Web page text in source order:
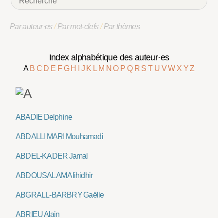
Par auteur·es/Par mot-clefs/Par thèmes
Index alphabétique des auteur·es
A B C D E F G H J K L M NO P Q R ST U VW X YZ
ABADIE Delphine
ABDALLI MARI Mouhamadi
ABDEL-KADER Jamal
ABDOUSALAM Alihidhir
ABGRALL-BARBRY Gaëlle
ABRIEU Alain